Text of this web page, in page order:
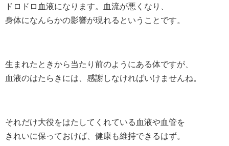
ドロドロ血液になります。血流が悪くなり、
身体になんらかの影響が現れるということです。
生まれたときから当たり前のようにある体ですが、
血液のはたらきには、感謝しなければいけませんね。
それだけ大役をはたしてくれている血液や血管を
きれいに保っておけば、健康も維持できるはず。